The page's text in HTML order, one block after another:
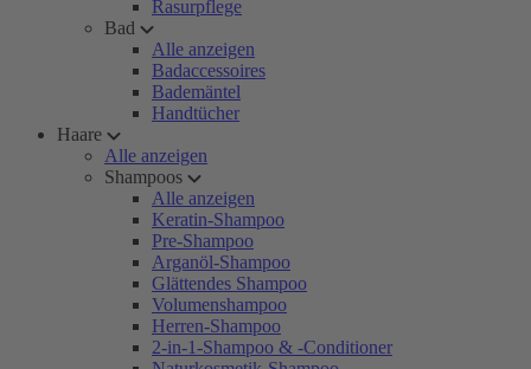
Rasurpflege
Bad
Alle anzeigen
Badaccessoires
Bademäntel
Handtücher
Haare
Alle anzeigen
Shampoos
Alle anzeigen
Keratin-Shampoo
Pre-Shampoo
Arganöl-Shampoo
Glättendes Shampoo
Volumenshampoo
Herren-Shampoo
2-in-1-Shampoo & -Conditioner